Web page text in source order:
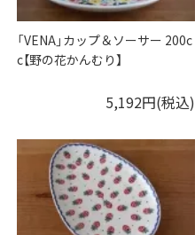
「VENA」カップ＆ソーサー 200c
c【野の花かんむり】
5,192円(税込)